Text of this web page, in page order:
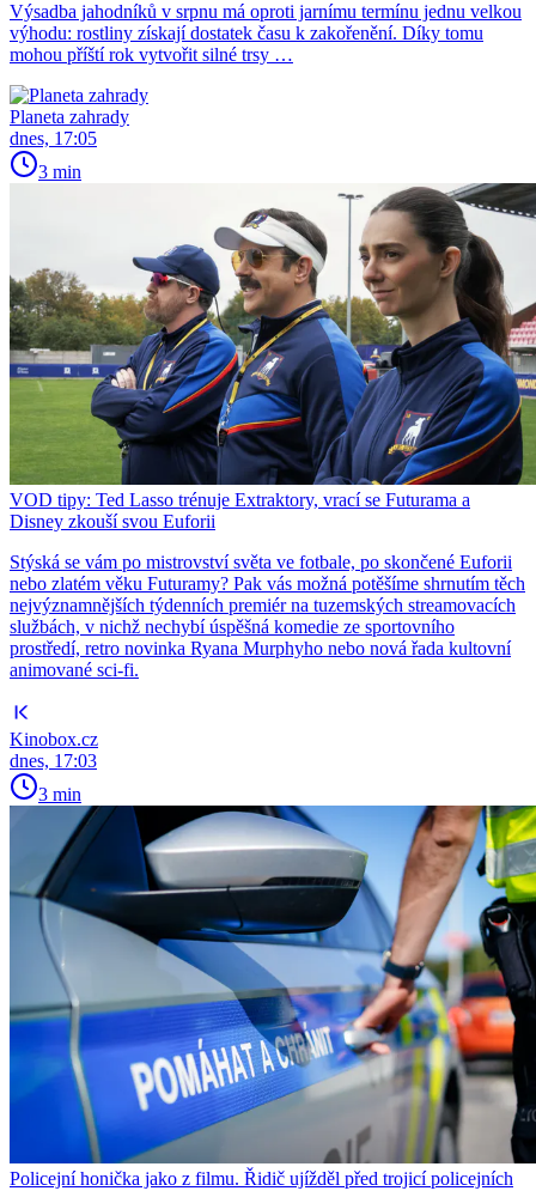
Výsadba jahodníků v srpnu má oproti jarnímu termínu jednu velkou
výhodu: rostliny získají dostatek času k zakořenění. Díky tomu
mohou příští rok vytvořit silné trsy …
Planeta zahrady
dnes, 17:05
3 min
VOD tipy: Ted Lasso trénuje Extraktory, vrací se Futurama a
Disney zkouší svou Euforii
Stýská se vám po mistrovství světa ve fotbale, po skončené Euforii
nebo zlatém věku Futuramy? Pak vás možná potěšíme shrnutím těch
nejvýznamnějších týdenních premiér na tuzemských streamovacích
službách, v nichž nechybí úspěšná komedie ze sportovního
prostředí, retro novinka Ryana Murphyho nebo nová řada kultovní
animované sci-fi.
Kinobox.cz
dnes, 17:03
3 min
Policejní honička jako z filmu. Řidič ujížděl před trojicí policejních